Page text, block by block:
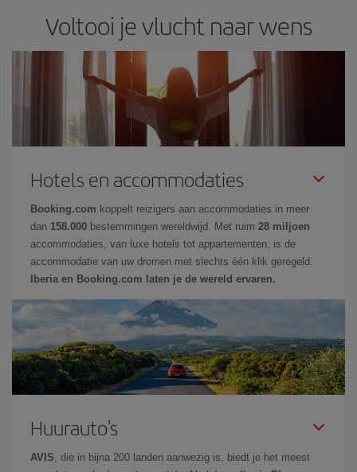
Voltooi je vlucht naar wens
Hotels en accommodaties
Booking.com koppelt reizigers aan accommodaties in meer
dan 158.000 bestemmingen wereldwijd. Met ruim 28 miljoen
accommodaties, van luxe hotels tot appartementen, is de
accommodatie van uw dromen met slechts één klik geregeld.
Iberia en Booking.com laten je de wereld ervaren.
Huurauto's
AVIS , die in bijna 200 landen aanwezig is, biedt je het meest